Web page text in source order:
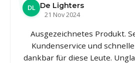
DL De Lighters
21 Nov 2024
Ausgezeichnetes Produkt.
Kundenservice und
dankbar für diese Leute.